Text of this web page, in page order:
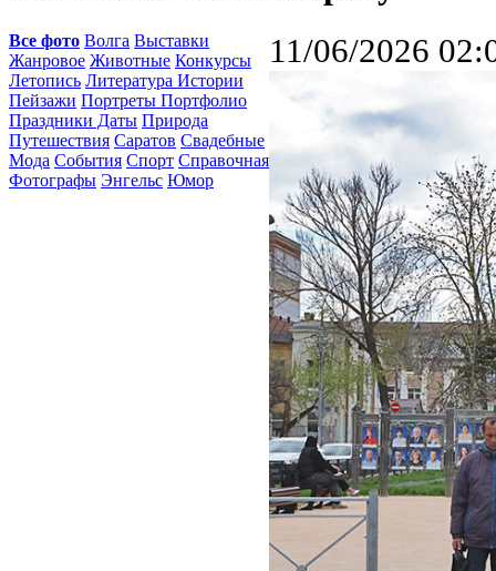
Все фото Волга Выставки
Жанровое Животные Конкурсы
Летопись Литература Истории
Пейзажи Портреты Портфолио
Праздники Даты Природа
Путешествия Саратов Свадебные
Мода События Спорт Справочная
Фотографы Энгельс Юмор
11/06/2026